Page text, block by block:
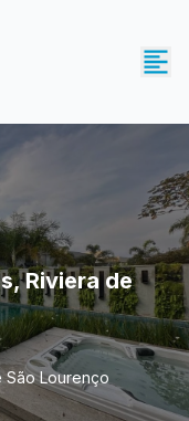
Riviera de
São Lourenço